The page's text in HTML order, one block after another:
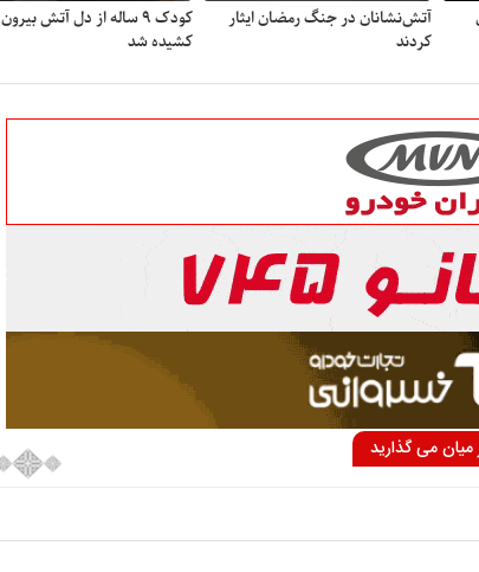
آتش‌نشانان در جنگ رمضان ایثار
کردند
کودک ۹ ساله از دل آتش بیرون
کشیده شد
میان می گذارید